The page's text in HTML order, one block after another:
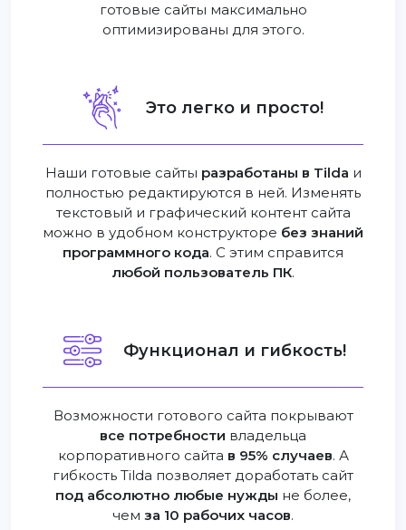
готовые сайты максимально
оптимизированы для этого.
Это легко и просто!
Наши готовые сайты разработаны в Tilda и
полностью редактируются в ней. Изменять
текстовый и графический контент сайта
можно в удобном конструкторе без знаний
программного кода. С этим справится
любой пользователь ПК.
Функционал и гибкость!
Возможности готового сайта покрывают
все потребности владельца
корпоративного сайта в 95% случаев. А
гибкость Tilda позволяет доработать сайт
под абсолютно любые нужды не более,
чем за 10 рабочих часов.